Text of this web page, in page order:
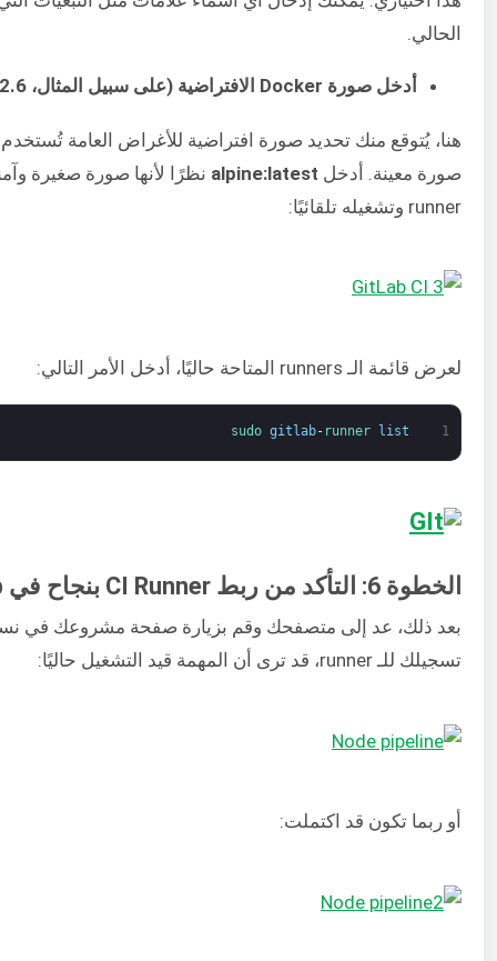
الحالي.
أدخل صورة Docker الافتراضية (على سبيل المثال، ruby:2.6):
هنا، يُتوقع منك تحديد صورة افتراضية للأغراض العامة
صورة معينة. أدخل alpine:latest
runner وتشغيله تلقائيًا:
لعرض قائمة الـ runners المتاحة حاليًا، أدخل الأمر التالي:
1
sudo gitlab- runner list
الخطوة 6: التأكد من ربط CI Runner بنجاح في GitLab
تسجيلك للـ runner، قد ترى أن المهمة قيد التشغيل حاليًا:
أو ربما تكون قد اكتملت: